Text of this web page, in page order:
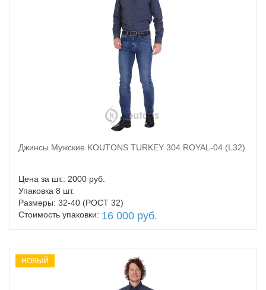
В корзину
Джинсы Мужские KOUTONS TURKEY 304 ROYAL-04 (L32)
Цена за шт.: 2000 руб.
Упаковка 8 шт.
Размеры: 32-40 (РОСТ 32)
Стоимость упаковки: 16 000 руб.
НОВЫЙ